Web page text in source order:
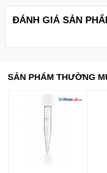
- Kích thước O.D. x
Bure
ĐÁNH GIÁ SẢN
SẢN PHẨM THƯỜNG